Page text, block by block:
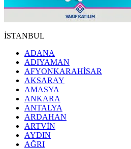
İSTANBUL
ADANA
ADIYAMAN
AFYONKARAHİSAR
AKSARAY
AMASYA
ANKARA
ANTALYA
ARDAHAN
ARTVİN
AYDIN
AĞRI